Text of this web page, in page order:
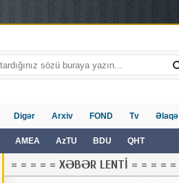
AMEA AzTU BDU QHT
Digər Arxiv FOND Tv Əlaqə
= = = = = XƏBƏR LENTİ = = = = =